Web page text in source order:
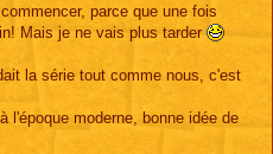
parce que une fois
Mais je ne vais plus tarder
la série tout comme nous, c'est
l'époque moderne, bonne idée de